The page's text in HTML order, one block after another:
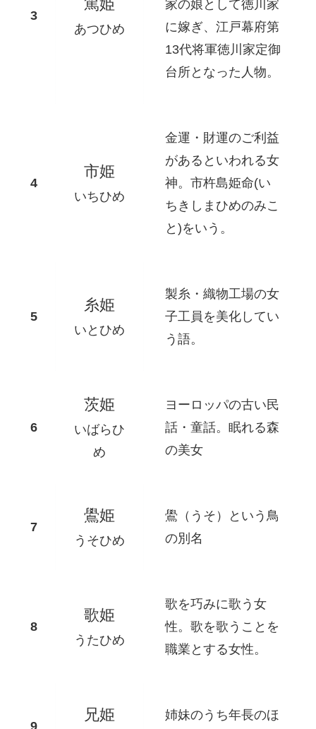
篤姫
あつひめ
家の娘として徳川家
に嫁ぎ、江戸幕府第
13代将軍徳川家定御
台所となった人物。
市姫
いちひめ
金運・財運のご利益
があるといわれる女
神。市杵島姫命(い
ちきしまひめのみこ
と)をいう。
糸姫
いとひめ
製糸・織物工場の女
子工員を美化してい
う語。
茨姫
いばらひ
め
ヨーロッパの古い民
話・童話。眠れる森
の美女
鷽姫
うそひめ
鷽（うそ）という鳥
の別名
歌姫
うたひめ
歌を巧みに歌う女
性。歌を歌うことを
職業とする女性。
兄姫
姉妹のうち年長のほ